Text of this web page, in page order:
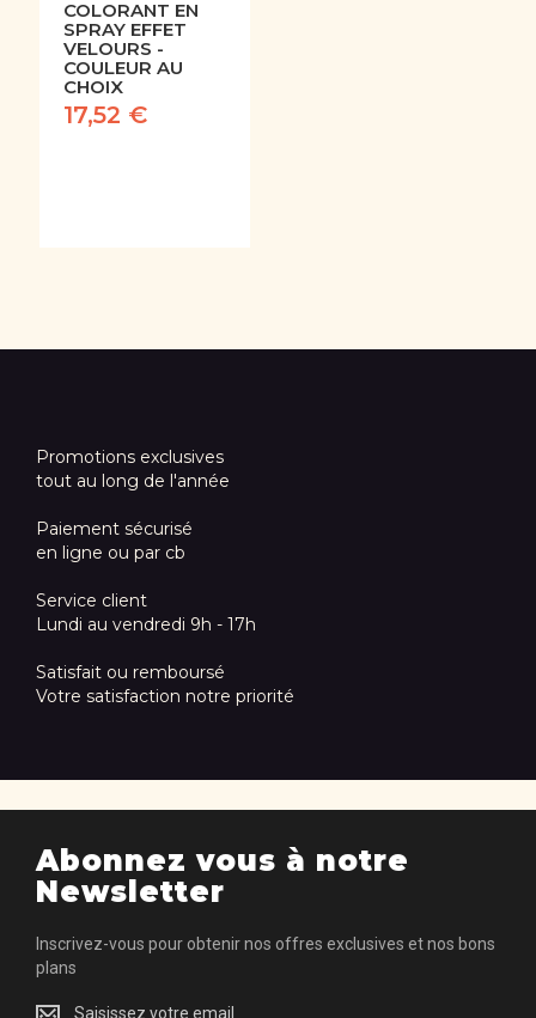
COLORANT EN
SPRAY EFFET
VELOURS -
COULEUR AU
CHOIX
17,52 €
Promotions exclusives
tout au long de l'année
Paiement sécurisé
en ligne ou par cb
Service client
Lundi au vendredi 9h - 17h
Satisfait ou remboursé
Votre satisfaction notre priorité
Abonnez vous à notre
Newsletter
Inscrivez-vous pour obtenir nos offres exclusives et nos bons
plans
Inscrivez-